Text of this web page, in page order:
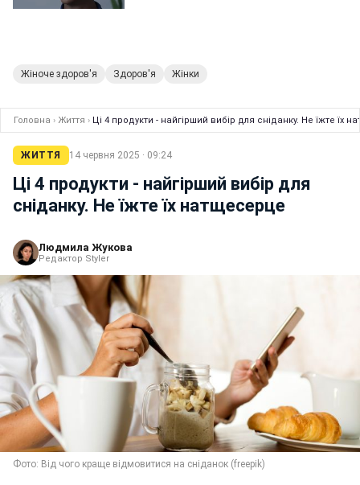
Жіноче здоров'я Здоров'я Жінки
Головна › Життя › Ці 4 продукти - найгірший вибір для сніданку. Не їжте їх
ЖИТТЯ 14 червня 2025 · 09:24
Ці 4 продукти - найгірший вибір для
сніданку. Не їжте їх натщесерце
Людмила Жукова
Редактор Styler
Фото: Від чого краще відмовитися на сніданок (freepik)